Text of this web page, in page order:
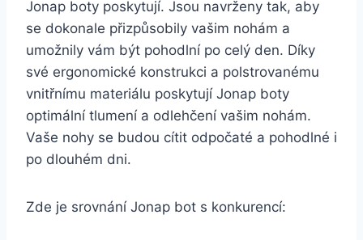
Jonap boty poskytují. Jsou ‍navrženy tak, aby‌
se dokonale přizpůsobily vašim‌ nohám⁢ a
umožnily vám být​ pohodlní po ⁣celý den.‍ Díky
své ⁣ergonomické konstrukci⁢ a⁣ polstrovanému
vnitřnímu materiálu poskytují Jonap boty
optimální tlumení a odlehčení‍ vašim nohám.‌
Vaše nohy se budou ‌cítit odpočaté a pohodlné ​i
po ‍dlouhém⁤ dni.
Zde je srovnání Jonap bot s‍ konkurencí: